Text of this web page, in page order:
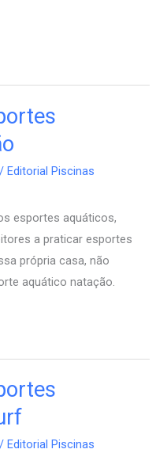
/Editorial Piscinas
esportes aquáticos,
a praticar esportes
própria casa, não
aquático natação.
/Editorial Piscinas